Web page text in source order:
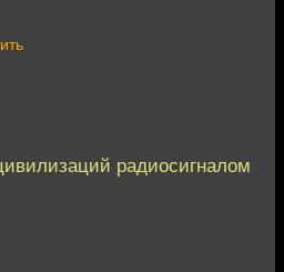
радиосигналом